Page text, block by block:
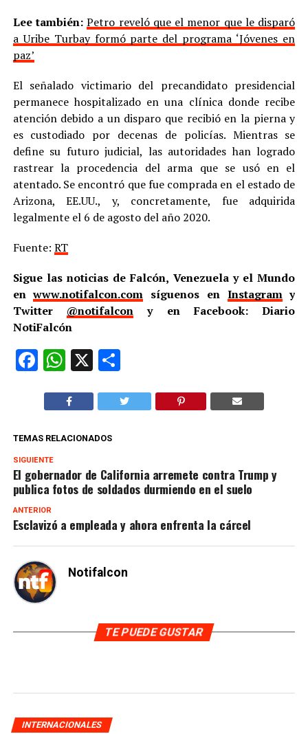
Lee también:Petro reveló que el menor que le disparó
a Uribe Turbay formó parte del programa ‘Jóvenes en
paz’
El señalado victimario del precandidato presidencial
permanece hospitalizado en una clínica donde recibe
atención debido a un disparo que recibió en la pierna y
es custodiado por decenas de policías. Mientras se
define su futuro judicial, las autoridades han logrado
rastrear la procedencia del arma que se usó en el
atentado. Se encontró que fue comprada en el estado de
Arizona, EE.UU., y, concretamente, fue adquirida
legalmente el 6 de agosto del año 2020.
Fuente: RT
Sigue las noticias de Falcón, Venezuela y el Mundo
enwww.notifalcon.com síguenos en Instagramy
Twitter @notifalcon y en Facebook: Diario
NotiFalcón
Facebook
WhatsApp
X Compartir
TEMAS RELACIONADOS
SIGUIENTE
El gobernador de California arremete contra Trump y
publica fotos de soldados durmiendo en el suelo
ANTERIOR
Esclavizó a empleada y ahora enfrenta la cárcel
Notifalcon
TE PUEDE GUSTAR
INTERNACIONALES